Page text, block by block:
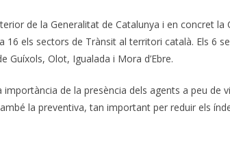
p
p
m n
k
de la Generalitat de Catalunya i en concret
16 els sectors de Trànsit al territori català. Els 6
Guíxols, Olot, Igualada i Mora d’Ebre.
importància de la presència dels agents a peu de
la preventiva, tan important per reduir els